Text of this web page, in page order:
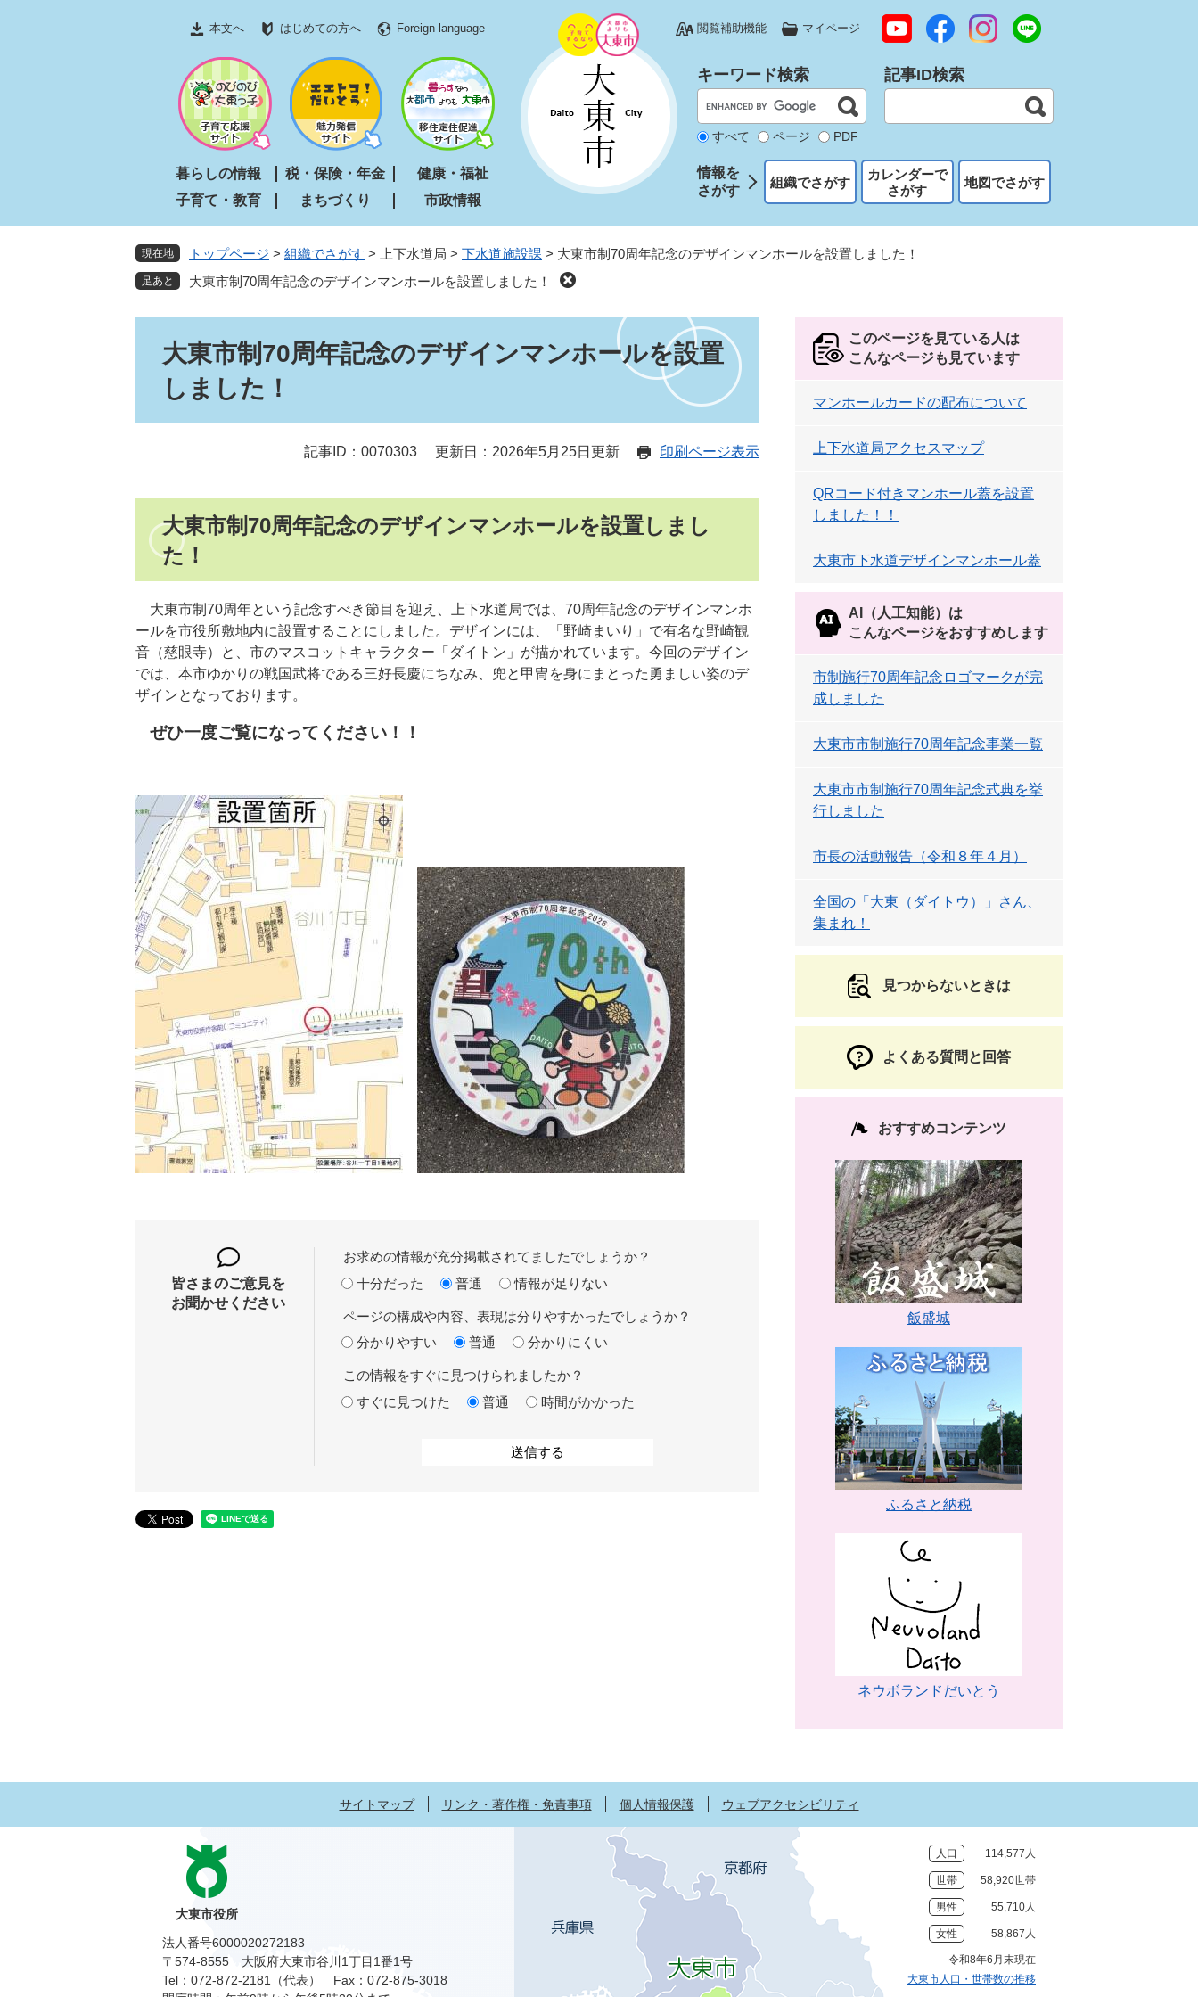
文
本文へ はじめての方へ Foreign language 閲覧補助機能 マイページ
暮らしの情報 税・保険・年金
健康・福祉
子育て・教育
まちづくり 市政情報
キーワード検索
すべて ページ PDF
記事ID検索
情報を
さがす
組織でさがす
カレンダーで
さがす
地図でさがす
現在地 トップページ > 組織でさがす > 上下水道局 > 下水道施設課 > 大東市制70周年記念のデザインマンホールを設置しました！
大東市制70周年記念のデザインマンホールを設置しました！
大東市制70周年記念のデザインマンホールを設置
しました！
記事ID：0070303 更新日：2026年5月25日更新 印刷ページ表示
大東市制70周年記念のデザインマンホールを設置しまし
た！
大東市制70周年という記念すべき節目を迎え、上下水道局では、70周年記念のデザインマンホ
ールを市役所敷地内に設置することにしました。デザインには、「野崎まいり」で有名な野崎観
音（慈眼寺）と、市のマスコットキャラクター「ダイトン」が描かれています。今回のデザイン
では、本市ゆかりの戦国武将である三好長慶にちなみ、兜と甲冑を身にまとった勇ましい姿のデ
ザインとなっております。
ぜひ一度ご覧になってください！！
皆さまのご意見を
お聞かせください
お求めの情報が充分掲載されてましたでしょうか？
十分だった
普通 情報が足りない
ページの構成や内容、表現は分りやすかったでしょうか？
分かりやすい
普通 分かりにくい
この情報をすぐに見つけられましたか？
すぐに見つけた
普通 時間がかかった
このページを見ている人は
こんなページも見ています
マンホールカードの配布について
上下水道局アクセスマップ
QRコード付きマンホール蓋を設置
しました！！
大東市下水道デザインマンホール蓋
AI（人工知能）は
こんなページをおすすめします
市制施行70周年記念ロゴマークが完
成しました
大東市市制施行70周年記念事業一覧
大東市市制施行70周年記念式典を挙
行しました
市長の活動報告（令和８年４月）
全国の「大東（ダイトウ）」さん、
集まれ！
見つからないときは
よくある質問と回答
おすすめコンテンツ
飯盛城
ふるさと納税
ネウボランドだいとう
サイトマップ リンク・著作権・免責事項 個人情報保護 ウェブアクセシビリティ
人口 114,577人
世帯 58,920世帯
男性 55,710人
女性 58,867人
令和8年6月末現在
大東市人口・世帯数の推移
大東市役所
法人番号6000020272183
〒574-8555 大阪府大東市谷川1丁目1番1号
Tel：072-872-2181（代表）
Fax：072-875-3018